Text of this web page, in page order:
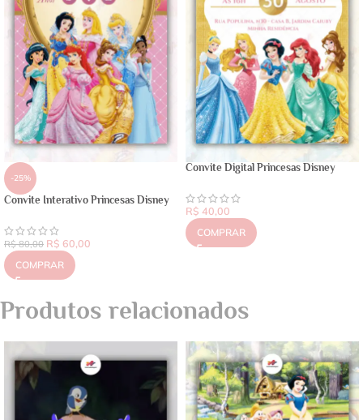
-25%
Convite Interativo Princesas Disney
R$80,00 R$ 60,00
COMPRAR
Convite Digital Princesas Disney
R$ 40,00
COMPRAR
Produtos relacionados